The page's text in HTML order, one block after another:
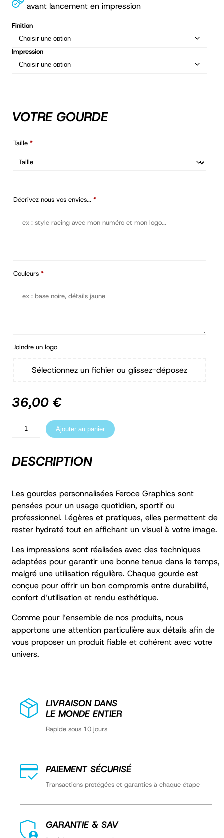
avant lancement en impression
Finition
Impression
VOTRE GOURDE
Taille *
36,00 €
t
é
e
G
o
r
e
s
p
e
s
n
n
a
Ajouter au panier
Décrivez nous vos envies... *
Couleurs *
Joindre un logo
Sélectionnez un fichier ou glissez-déposez
DESCRIPTION
Les gourdes personnalisées Feroce Graphics sont
pensées pour un usage quotidien, sportif ou
professionnel. Légères et pratiques, elles permettent de
rester hydraté tout en affichant un visuel à votre image.
Les impressions sont réalisées avec des techniques
adaptées pour garantir une bonne tenue dans le temps,
malgré une utilisation régulière. Chaque gourde est
conçue pour offrir un bon compromis entre durabilité,
confort d’utilisation et rendu esthétique.
Comme pour l’ensemble de nos produits, nous
apportons une attention particulière aux détails afin de
vous proposer un produit fiable et cohérent avec votre
univers.
LIVRAISON DANS
LE MONDE ENTIER
Rapide sous 10 jours
PAIEMENT SÉCURISÉ
Transactions protégées et garanties à chaque étape
GARANTIE & SAV